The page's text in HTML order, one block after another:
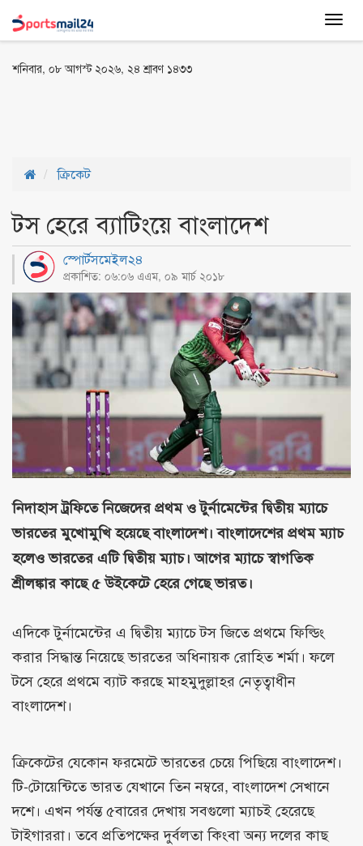
শনিবার, ০৮ আগস্ট ২০২৬, ২৪ শ্রাবণ ১৪৩৩
ক্রিকেট
টস হেরে ব্যাটিংয়ে বাংলাদেশ
স্পোর্টসমেইল২৪
প্রকাশিত: ০৬:০৬ এএম, ০৯ মার্চ ২০১৮
নিদাহাস ট্রফিতে নিজেদের প্রথম ও টুর্নামেন্টের দ্বিতীয় ম্যাচে
ভারতের মুখোমুখি হয়েছে বাংলাদেশ। বাংলাদেশের প্রথম ম্যাচ
হলেও ভারতের এটি দ্বিতীয় ম্যাচ। আগের ম্যাচে স্বাগতিক
শ্রীলঙ্কার কাছে ৫ উইকেটে হেরে গেছে ভারত।
এদিকে টুর্নামেন্টের এ দ্বিতীয় ম্যাচে টস জিতে প্রথমে ফিল্ডিং
করার সিদ্ধান্ত নিয়েছে ভারতের অধিনায়ক রোহিত শর্মা। ফলে
টসে হেরে প্রথমে ব্যাট করছে মাহমুদুল্লাহর নেতৃত্বাধীন
বাংলাদেশ।
ক্রিকেটের যেকোন ফরমেটে ভারতের চেয়ে পিছিয়ে বাংলাদেশ।
টি-টোয়েন্টিতে ভারত যেখানে তিন নম্বরে, বাংলাদেশ সেখানে
দশে। এখন পর্যন্ত ৫বারের দেখায় সবগুলো ম্যাচই হেরেছে
টাইগাররা। তবে প্রতিপক্ষের দুর্বলতা কিংবা অন্য দলের কাছ